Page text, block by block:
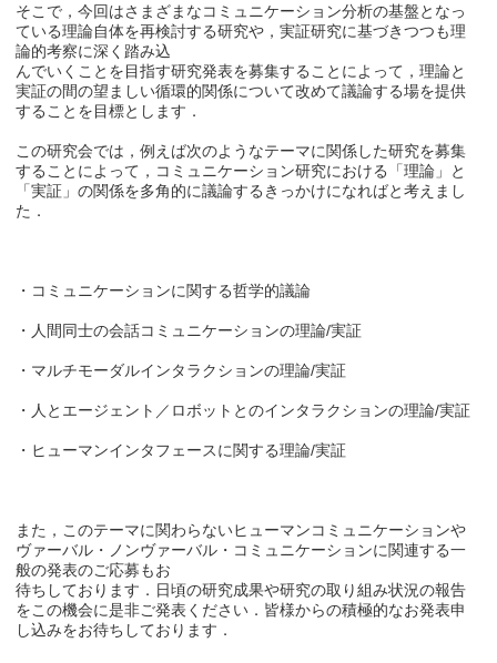
そこで，今回はさまざまなコミュニケーション分析の基盤となっ
ている理論自体を再検討する研究や，実証研究に基づきつつも理
論的考察に深く踏み込
んでいくことを目指す研究発表を募集することによって，理論と
実証の間の望ましい循環的関係について改めて議論する場を提供
することを目標とします．
この研究会では，例えば次のようなテーマに関係した研究を募集
することによって，コミュニケーション研究における「理論」と
「実証」の関係を多角的に議論するきっかけになればと考えまし
た．
・コミュニケーションに関する哲学的議論
・人間同士の会話コミュニケーションの理論/実証
・マルチモーダルインタラクションの理論/実証
・人とエージェント／ロボットとのインタラクションの理論/実証
・ヒューマンインタフェースに関する理論/実証
また，このテーマに関わらないヒューマンコミュニケーションや
ヴァーバル・ノンヴァーバル・コミュニケーションに関連する一
般の発表のご応募もお
待ちしております．日頃の研究成果や研究の取り組み状況の報告
をこの機会に是非ご発表ください．皆様からの積極的なお発表申
し込みをお待ちしております．